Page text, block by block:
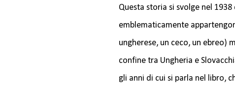
Questa storia si svolge nel
emblematicamente
ungherese, un ceco, un ebreo)
confine tra Ungheria e
gli anni di cui si parla nel libro,